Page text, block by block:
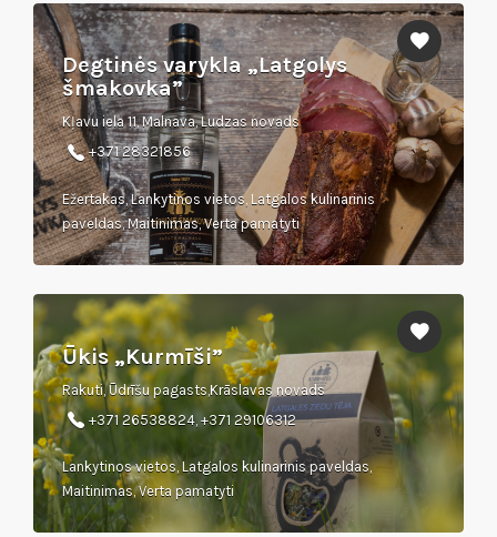
Degtinės varykla „Latgolys
šmakovka”
Kļavu iela 11, Malnava, Ludzas novads
+371 28321856
Ežertakas, Lankytinos vietos, Latgalos kulinarinis
paveldas, Maitinimas, Verta pamatyti
Ūkis „Kurmīši”
Rakuti, Ūdrīšu pagasts,Krāslavas novads
+371 26538824, +371 29106312
Lankytinos vietos, Latgalos kulinarinis paveldas,
Maitinimas, Verta pamatyti